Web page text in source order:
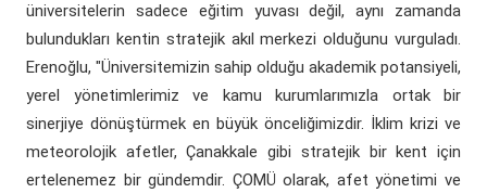
üniversitelerin sadece eğitim yuvası değil, aynı zamanda
bulundukları kentin stratejik akıl merkezi olduğunu vurguladı.
Erenoğlu, "Üniversitemizin sahip olduğu akademik potansiyeli,
yerel yönetimlerimiz ve kamu kurumlarımızla ortak bir
sinerjiye dönüştürmek en büyük önceliğimizdir. İklim krizi ve
meteorolojik afetler, Çanakkale gibi stratejik bir kent için
ertelenemez bir gündemdir. ÇOMÜ olarak, afet yönetimi ve